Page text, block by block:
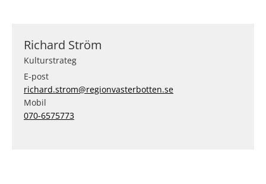
Richard Ström
Kulturstrateg
E-post
richard.strom@regionvasterbotten.se
Mobil
070-6575773